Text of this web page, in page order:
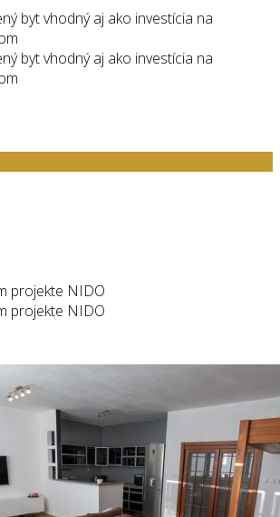
byt vhodný aj ako investícia na
byt vhodný aj ako investícia na
projekte NIDO
projekte NIDO